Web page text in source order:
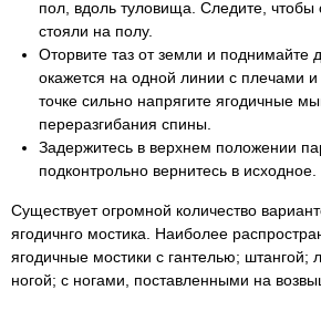
пол, вдоль туловища. Следите, чтобы
стояли на полу.
Оторвите таз от земли и поднимайте
окажется на одной линии с плечами
точке сильно напрягите ягодичные
переразгибания спины.
Задержитесь в верхнем положении
подконтрольно вернитесь в исходное.
Существует огромной количество
ягодичнго мостика. Наиболее
ягодичные мостики с гантелью; штангой;
ногой; с ногами, поставленными на